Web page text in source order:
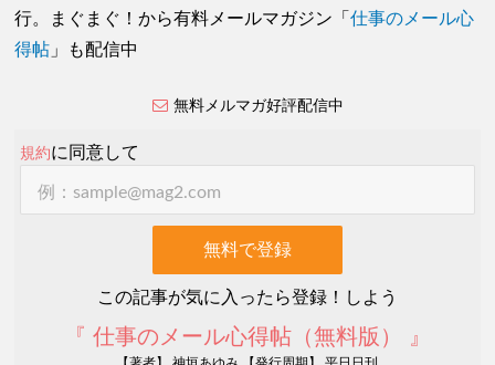
行。まぐまぐ！から有料メールマガジン「仕事のメール心
得帖 」も配信中
無料メルマガ好評配信中
規約に同意して
この記事が気に入ったら登録！しよう
『 仕事のメール心得帖（無料版） 』